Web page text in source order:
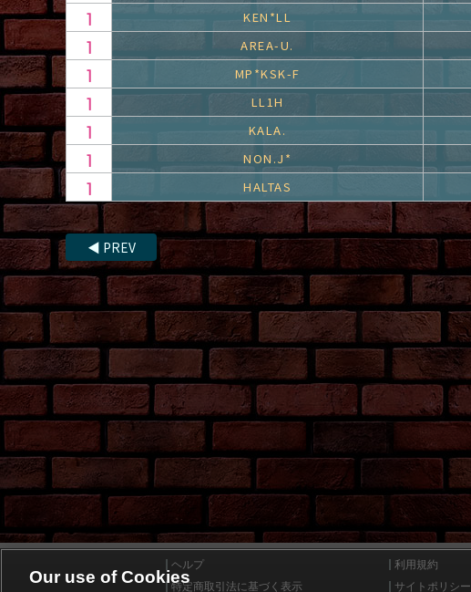
KEN*LL
AREA-U.
MP*KSK-F
LL1H
KALA.
NON.J*
HALTAS
◀ PREV
ヘルプ 利用規約
特定商取引法に基づく表示
サイトポリシー
Our use of Cookies